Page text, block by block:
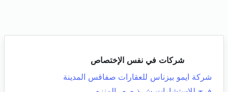
شركات في نفس الإختصاص
شركة ايمو بيزناس للعقارات صفاقس المدينة